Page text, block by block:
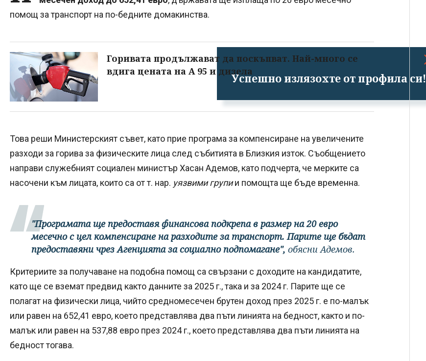
Успешно излязохте от профила си!
помощ за транспорт на по-бедните домакинства.
Горивата продължават да поскъпват. Най-много се
вдига цената на А 95 и дизела
Това реши Министерският съвет, като прие програма за компенсиране на увеличените
разходи за горива за физическите лица след събитията в Близкия изток. Съобщението
направи служебният социален министър Хасан Адемов, като подчерта, че мерките са
насочени към лицата, които са от т. нар. уязвими групии помощта ще бъде временна.
"Програмата ще предоставя финансова подкрепа в размер на 20 евро
месечно с цел компенсиране на разходите за транспорт. Парите ще бъдат
предоставяни чрез Агенцията за социално подпомагане", обясни Адемов.
Критериите за получаване на подобна помощ са свързани с доходите на кандидатите,
като ще се вземат предвид както данните за 2025 г., така и за 2024 г. Парите ще се
полагат на физически лица, чийто средномесечен брутен доход през 2025 г. е по-малък
или равен на 652,41 евро, което представлява два пъти линията на бедност, както и по-
малък или равен на 537,88 евро през 2024 г., което представлява два пъти линията на
бедност тогава.